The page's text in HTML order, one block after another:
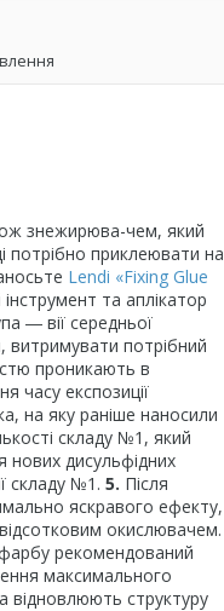
знежирюва-чем, який
потрібно приклеювати на
Lendi «Fixing Glue
та аплікатор
― вії середньої
витримувати потрібний
проникають в
часу експозиції
на яку раніше наносили
складу №1, який
дисульфідних
складу №1. 5. Після
яскравого ефекту,
окислювачем.
рекомендований
максимального
структуру